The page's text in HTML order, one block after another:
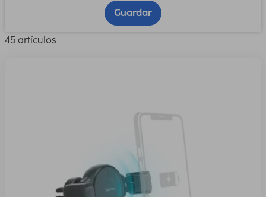
Guardar
45 artículos